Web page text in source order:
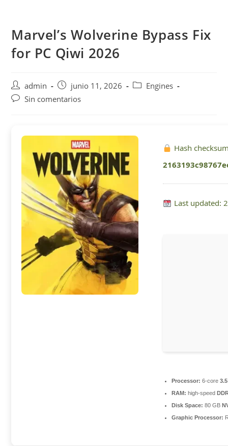
contenido
Marvel’s Wolverine Bypass Fix
for PC Qiwi 2026
Autor
de
admin
Publicación
de
junio 11, 2026
Categoría
Engines
Comentarios
Sin comentarios
Hash
Last updated:
Processor: 6-core
RAM: high-speed
Disk Space: 80 GB
Graphic Processor: